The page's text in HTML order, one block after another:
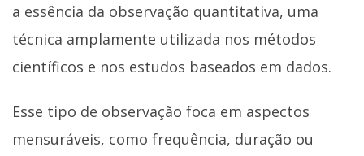
a essência da observação quantitativa, uma
técnica amplamente utilizada nos métodos
científicos e nos estudos baseados em dados.
Esse tipo de observação foca em aspectos
mensuráveis, como frequência, duração ou